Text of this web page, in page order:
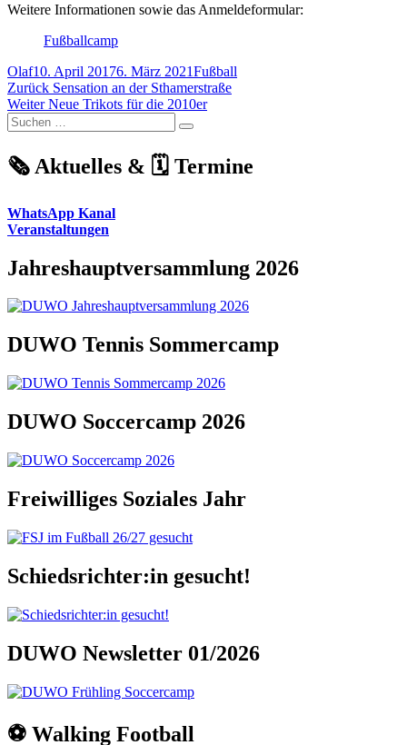
Weitere Informationen sowie das Anmeldeformular:
Fußballcamp
Autor
OlafVeröffentlicht
am
10. April 20176. März 2021Kategorien
Fußball
Beitragsnavigation
Zurück Vorheriger
Beitrag:
Sensation an der Sthamerstraße
Weiter Nächster
Beitrag:
Neue Trikots für die 2010er
Suchen
nach:
Suchen
🗞️ Aktuelles & 🗓️ Termine
WhatsApp Kanal
Veranstaltungen
Jahreshauptversammlung 2026
DUWO Tennis Sommercamp
DUWO Soccercamp 2026
Freiwilliges Soziales Jahr
Schiedsrichter:in gesucht!
DUWO Newsletter 01/2026
⚽️ Walking Football